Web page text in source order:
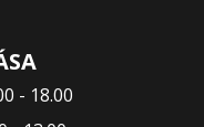
- 18.00